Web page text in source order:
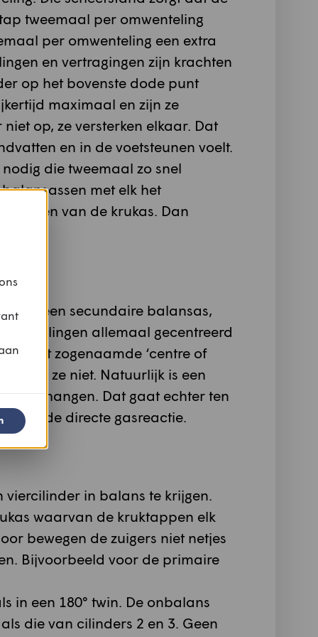
tweemaal per omwenteling
per omwenteling een extra
en vertragingen zijn krachten
op het bovenste dode punt
maximaal en zijn ze
op, ze versterken elkaar. Dat
en in de voetsteunen voelt.
die tweemaal zo snel
met elk het
van de krukas. Dan
had geen secundaire balansas,
de trillingen allemaal gecentreerd
het zogenaamde ‘centre of
je ze niet. Natuurlijk is een
te hangen. Dat gaat echter ten
van de directe gasreactie.
viercilinder in balans te krijgen.
waarvan de kruktappen elk
bewegen de zuigers niet netjes
Bijvoorbeeld voor de primaire
in een 180° twin. De onbalans
die van cilinders 2 en 3. Geen